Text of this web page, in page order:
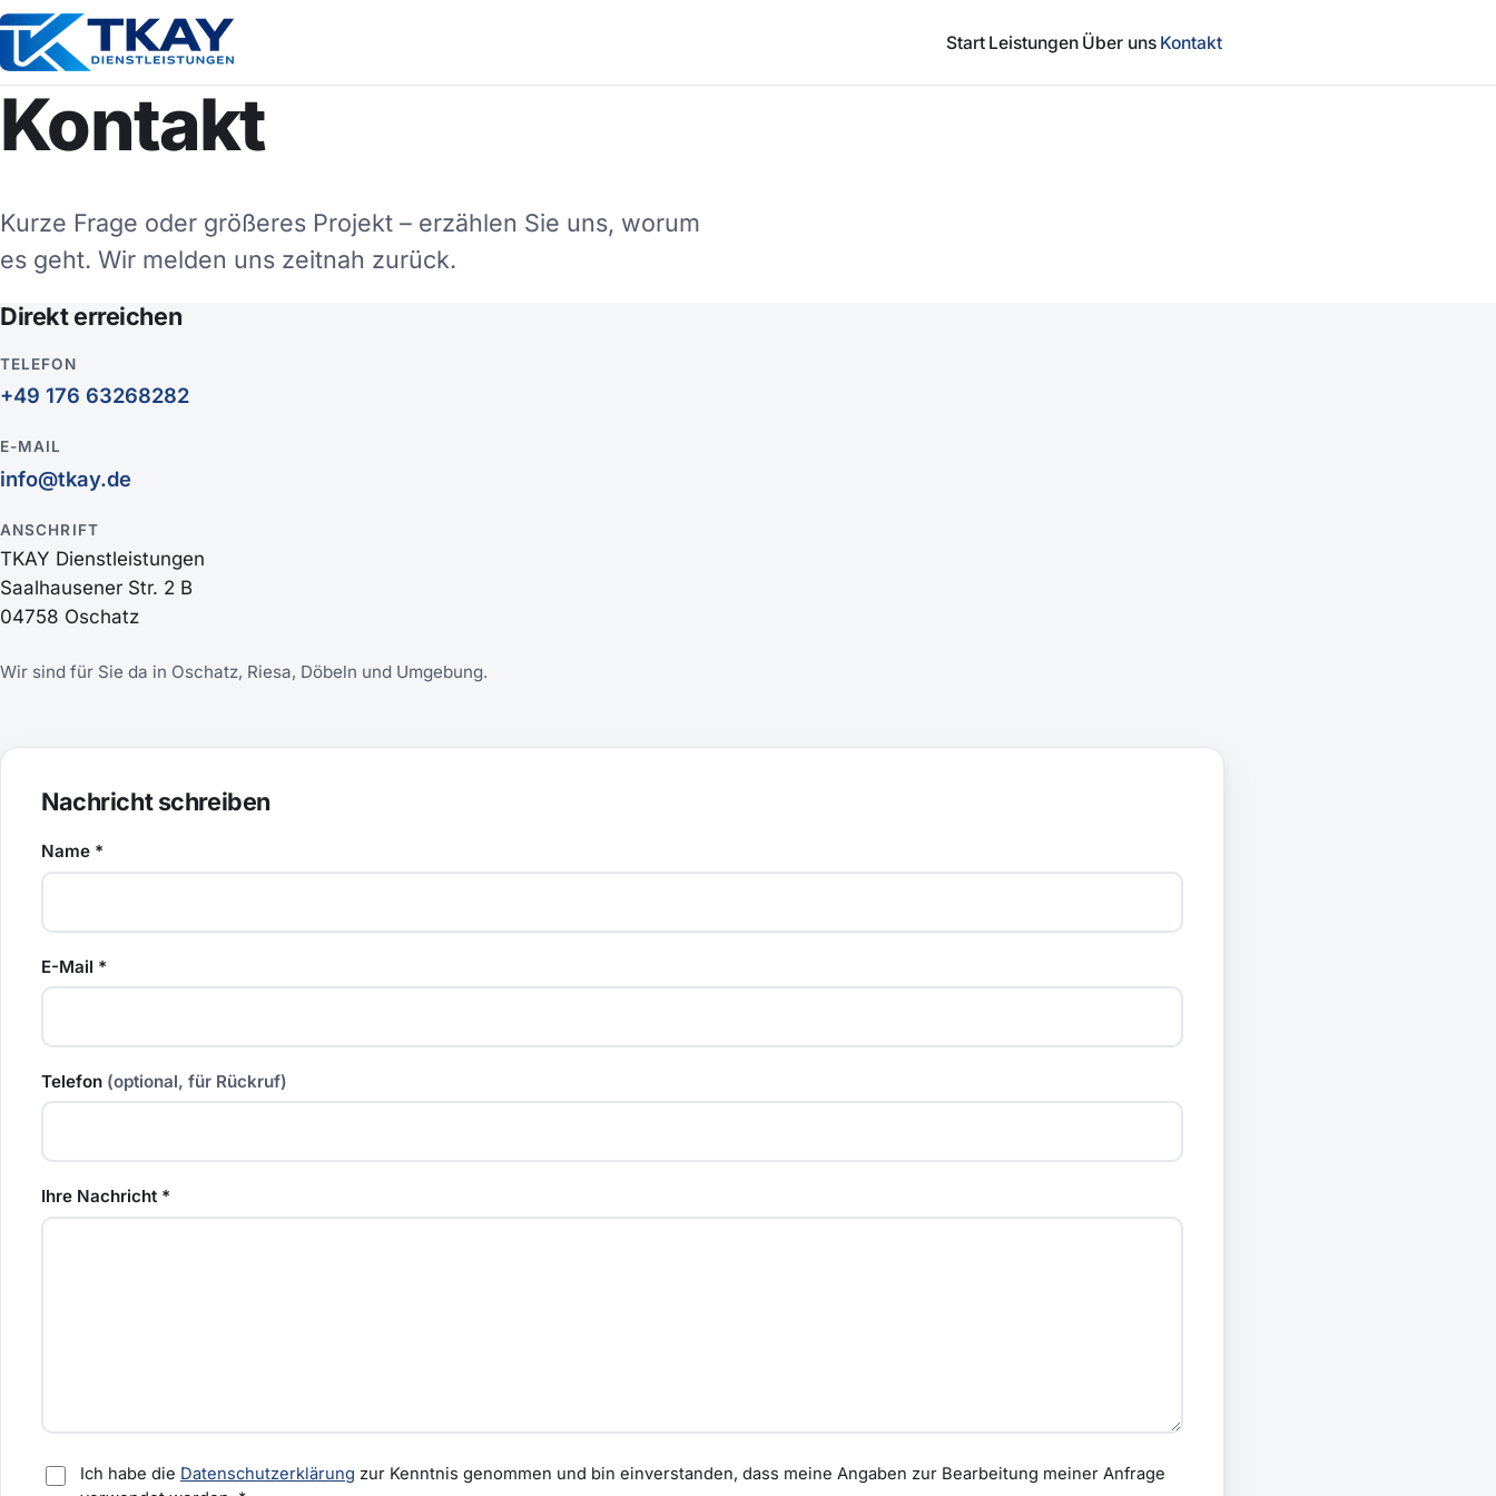
Start Leistungen Über uns Kontakt
Kontakt
Kurze Frage oder größeres Projekt – erzählen Sie uns, worum
es geht. Wir melden uns zeitnah zurück.
Direkt erreichen
TELEFON
+49 176 63268282
E-MAIL
info@tkay.de
ANSCHRIFT
TKAY Dienstleistungen
Saalhausener Str. 2 B
04758 Oschatz
Wir sind für Sie da in Oschatz, Riesa, Döbeln und Umgebung.
Nachricht schreiben
Name *
E-Mail *
Telefon (optional, für Rückruf)
Ihre Nachricht *
Ich habe die Datenschutzerklärung zur Kenntnis genommen und bin einverstanden, dass meine Angaben zur Bearbeitung meiner Anfrage